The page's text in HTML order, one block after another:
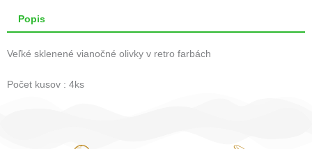
Popis
Veľké sklenené vianočné olivky v retro farbách
Počet kusov : 4ks